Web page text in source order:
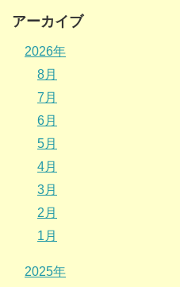
アーカイブ
2026年
8月
7月
6月
5月
4月
3月
2月
1月
2025年